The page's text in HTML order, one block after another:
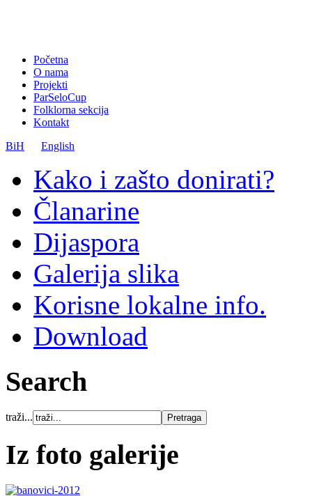
Početna
O nama
Projekti
ParSeloCup
Folklorna sekcija
Kontakt
BiH
English
Kako i zašto donirati?
Članarine
Dijaspora
Galerija slika
Korisne lokalne info.
Download
Search
traži...
Iz foto galerije